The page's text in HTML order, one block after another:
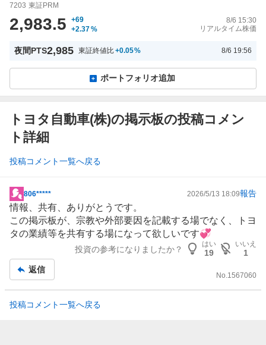
7203 東証PRM
2,983.5
+69
+2.37%
8/6 15:30
リアルタイム株価
夜間PTS2,985 東証終値比+0.05% 8/6 19:56
ポートフォリオ追加
トヨタ自動車(株)の掲示板の投稿コメン
ト詳細
投稿コメント一覧へ戻る
掲
示
板
記
806***** 2026/5/13 18:09報告
情報、共有、ありがとうです。
この掲示板が、宗教や外部要因を記載する場でなく、
トヨ
タの業績等を共有する場になって欲しいです💞
投資の参考になりましたか？
はい
19
いいえ
1
返信
No.1567060
投稿コメント一覧へ戻る